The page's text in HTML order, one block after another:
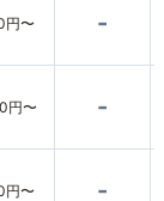
円〜 -
円〜 -
円〜 -